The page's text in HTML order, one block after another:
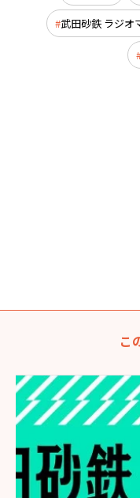
武田砂鉄 ラジオ
こ